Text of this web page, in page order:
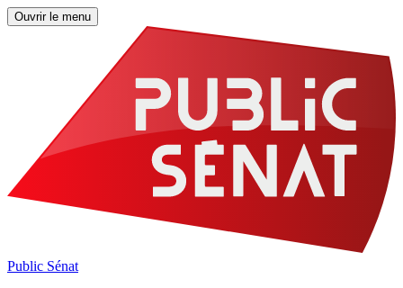
Ouvrir le menu
Public Sénat